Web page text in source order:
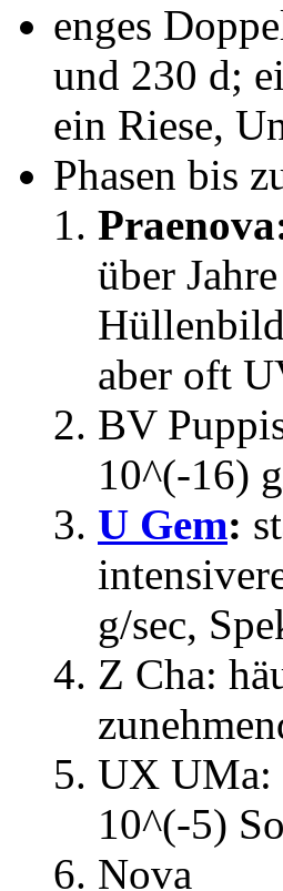
enges
und 230 d;
ein Riese,
Phasen bis
über
aber oft
BV
10^(-16)
U Gem:
g/sec,
Z Cha:
UX UMa:
10^(-5)
Nova